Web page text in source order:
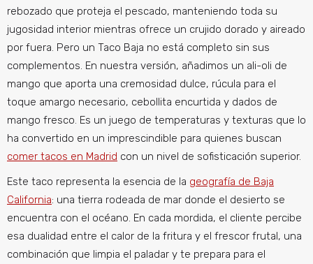
rebozado que proteja el pescado, manteniendo toda su
jugosidad interior mientras ofrece un crujido dorado y aireado
por fuera. Pero un Taco Baja no está completo sin sus
complementos. En nuestra versión, añadimos un ali-oli de
mango que aporta una cremosidad dulce, rúcula para el
toque amargo necesario, cebollita encurtida y dados de
mango fresco. Es un juego de temperaturas y texturas que lo
ha convertido en un imprescindible para quienes buscan
comer tacos en Madrid con un nivel de sofisticación superior.
Este taco representa la esencia de la geografía de Baja
California: una tierra rodeada de mar donde el desierto se
encuentra con el océano. En cada mordida, el cliente percibe
esa dualidad entre el calor de la fritura y el frescor frutal, una
combinación que limpia el paladar y te prepara para el